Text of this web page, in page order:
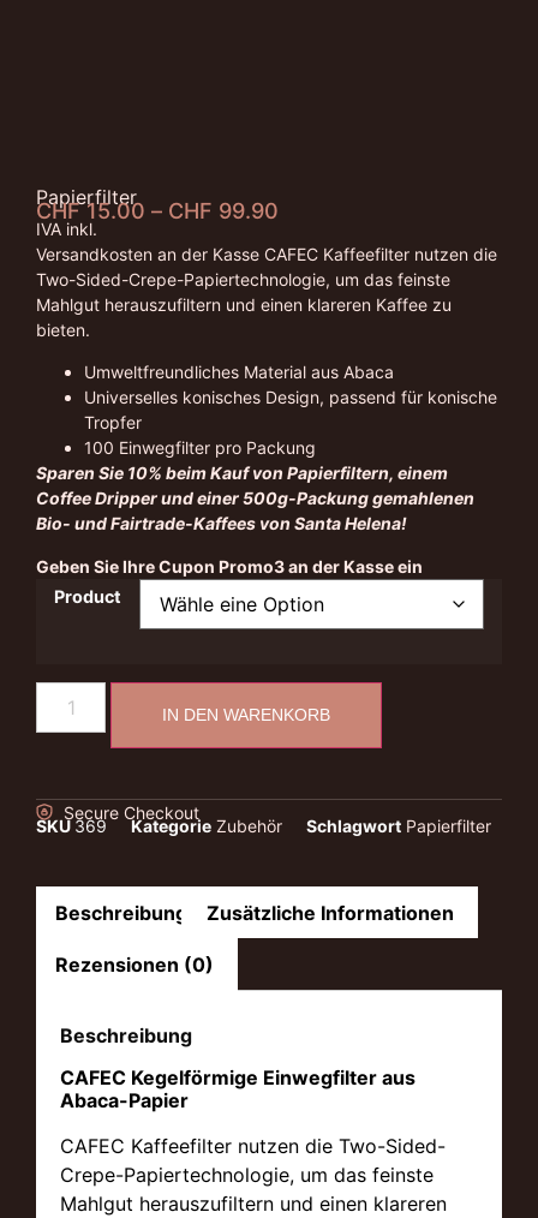
Papierfilter
CHF15.00 – CHF 99.90
IVA inkl.
Versandkosten an der Kasse CAFEC Kaffeefilter nutzen die
Two-Sided-Crepe-Papiertechnologie, um das feinste
Mahlgut herauszufiltern und einen klareren Kaffee zu
bieten.
Umweltfreundliches Material aus Abaca
Universelles konisches Design, passend für konische
Tropfer
100 Einwegfilter pro Packung
Sparen Sie 10% beim Kauf von Papierfiltern, einem
Coffee Dripper und einer 500g-Packung gemahlenen
Bio- und Fairtrade-Kaffees von Santa Helena!
Geben Sie Ihre Cupon Promo3 an der Kasse ein
Product
IN DEN WARENKORB
Secure Checkout
SKU369 Kategorie Zubehör Schlagwort Papierfilter
Beschreibung Zusätzliche Informationen
Rezensionen (0)
Beschreibung
CAFEC Kegelförmige Einwegfilter aus
Abaca-Papier
CAFEC Kaffeefilter nutzen die Two-Sided-
Crepe-Papiertechnologie, um das feinste
Mahlgut herauszufiltern und einen klareren